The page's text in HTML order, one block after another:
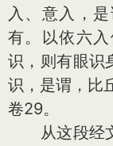
入、意入，
有。以依六
识，则有眼识
识，是谓，比
卷29。
从这段经文